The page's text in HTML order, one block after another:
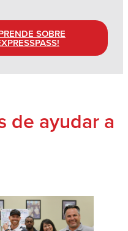
SOBRE
de ayudar a